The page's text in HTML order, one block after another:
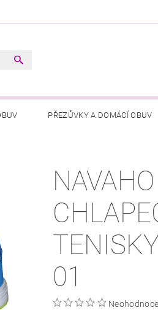
PŘEZŮVKY A DOMÁCÍ OBUV
NAVAHO
01